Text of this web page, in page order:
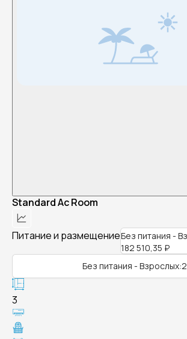
Standard Ac Room
Питание и размещениеБез питания -
182 510,35 ₽
Без питания - Взрослых:2
3